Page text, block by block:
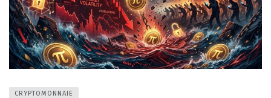
CRYPTOMONNAIE